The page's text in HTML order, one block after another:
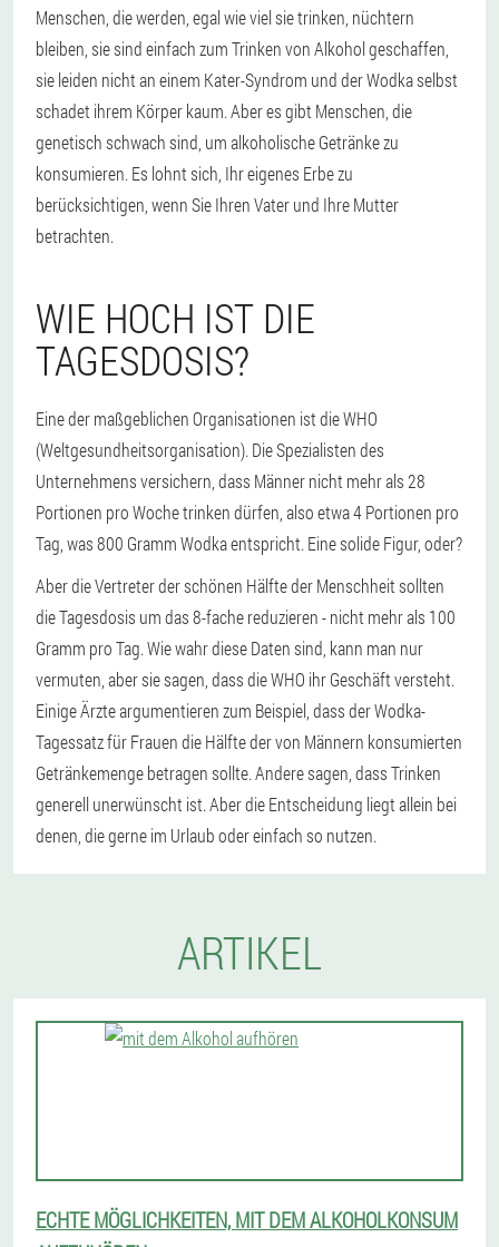
Menschen, die werden, egal wie viel sie trinken, nüchtern
bleiben, sie sind einfach zum Trinken von Alkohol geschaffen,
sie leiden nicht an einem Kater-Syndrom und der Wodka selbst
schadet ihrem Körper kaum. Aber es gibt Menschen, die
genetisch schwach sind, um alkoholische Getränke zu
konsumieren. Es lohnt sich, Ihr eigenes Erbe zu
berücksichtigen, wenn Sie Ihren Vater und Ihre Mutter
betrachten.
WIE HOCH IST DIE
TAGESDOSIS?
Eine der maßgeblichen Organisationen ist die WHO
(Weltgesundheitsorganisation). Die Spezialisten des
Unternehmens versichern, dass Männer nicht mehr als 28
Portionen pro Woche trinken dürfen, also etwa 4 Portionen pro
Tag, was 800 Gramm Wodka entspricht. Eine solide Figur, oder?
Aber die Vertreter der schönen Hälfte der Menschheit sollten
die Tagesdosis um das 8-fache reduzieren - nicht mehr als 100
Gramm pro Tag. Wie wahr diese Daten sind, kann man nur
vermuten, aber sie sagen, dass die WHO ihr Geschäft versteht.
Einige Ärzte argumentieren zum Beispiel, dass der Wodka-
Tagessatz für Frauen die Hälfte der von Männern konsumierten
Getränkemenge betragen sollte. Andere sagen, dass Trinken
generell unerwünscht ist. Aber die Entscheidung liegt allein bei
denen, die gerne im Urlaub oder einfach so nutzen.
ARTIKEL
ECHTE MÖGLICHKEITEN, MIT DEM ALKOHOLKONSUM